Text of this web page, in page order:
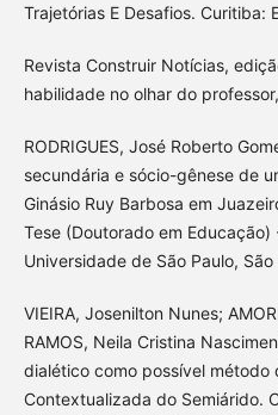
Trajetórias E Desafios. Curitiba:
Revista Construir Notícias,
habilidade no olhar do
RODRIGUES, José Roberto
secundária e sócio-gênese de
Ginásio Ruy Barbosa em
Tese (Doutorado em
Universidade de São Paulo,
VIEIRA, Josenilton Nunes;
RAMOS, Neila Cristina
dialético como possível método
Contextualizada do Semiárido.